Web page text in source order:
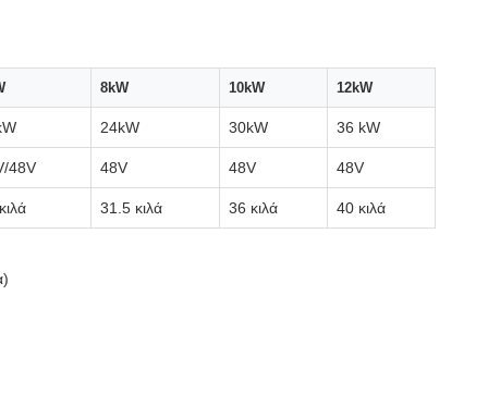
8kW 10kW 12kW
24kW 30kW 36 kW
48V 48V 48V 48V
31.5 κιλά 36 κιλά 40 κιλά